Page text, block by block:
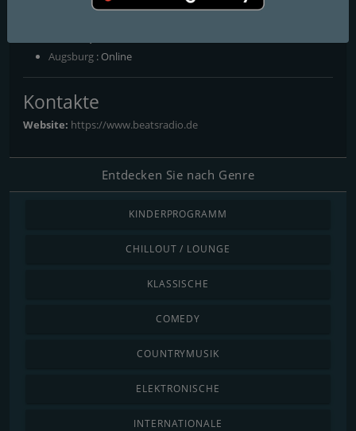
Augsburg : Online
Kontakte
Website: https://www.beatsradio.de
Entdecken Sie nach Genre
KINDERPROGRAMM
CHILLOUT / LOUNGE
KLASSISCHE
COMEDY
COUNTRYMUSIK
ELEKTRONISCHE
INTERNATIONALE